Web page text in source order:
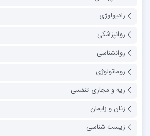
رادیولوژی
روانپزشکی
روانشناسی
روماتولوژی
ریه و مجاری تنفسی
زنان و زایمان
زیست شناسی